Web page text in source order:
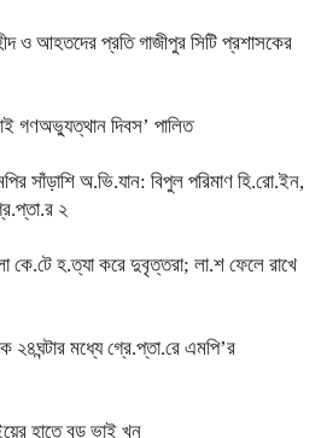
ও আহতদের প্রতি গাজীপুর সিটি প্রশাসকের
গণঅভ্যুত্থান দিবস’ পালিত
সাঁড়াশি অ.ভি.যান: বিপুল পরিমাণ হি.রো.ইন,
২
কে.টে হ.ত্যা করে দুবৃত্তরা; লা.শ ফেলে রাখে
মধ্যে গ্রে.প্তা.রে এমপি’র
হাতে বড় ভাই খুন